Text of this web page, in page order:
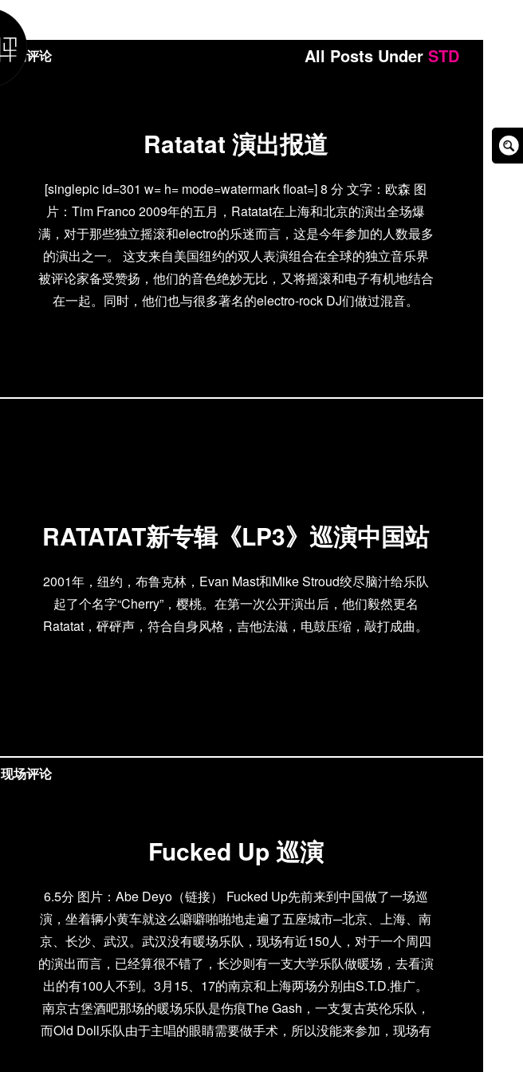
All Posts Under STD
Ratatat 演出报道
[singlepic id=301 w= h= mode=watermark float=] 8 分 文字：欧森 图
片：Tim Franco 2009年的五月，Ratatat在上海和北京的演出全场爆
满，对于那些独立摇滚和electro的乐迷而言，这是今年参加的人数最多
的演出之一。 这支来自美国纽约的双人表演组合在全球的独立音乐界
被评论家备受赞扬，他们的音色绝妙无比，又将摇滚和电子有机地结合
在一起。同时，他们也与很多著名的electro-rock DJ们做过混音。
现场评论
RATATAT新专辑《LP3》巡演中国站
2001年，纽约，布鲁克林，Evan Mast和Mike Stroud绞尽脑汁给乐队
起了个名字“Cherry”，樱桃。在第一次公开演出后，他们毅然更名
Ratatat，砰砰声，符合自身风格，吉他法滋，电鼓压缩，敲打成曲。
Fucked Up 巡演
6.5分 图片：Abe Deyo（链接） Fucked Up先前来到中国做了一场巡
演，坐着辆小黄车就这么噼噼啪啪地走遍了五座城市─北京、上海、南
京、长沙、武汉。武汉没有暖场乐队，现场有近150人，对于一个周四
的演出而言，已经算很不错了，长沙则有一支大学乐队做暖场，去看演
出的有100人不到。3月15、17的南京和上海两场分别由S.T.D.推广。
南京古堡酒吧那场的暖场乐队是伤痕The Gash，一支复古英伦乐队，
而Old Doll乐队由于主唱的眼睛需要做手术，所以没能来参加，现场有
现场评论